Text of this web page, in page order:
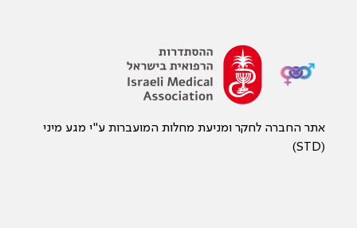
אתר החברה לחקר ומניעת מחלות המועברות ע"י מגע מיני
(STD)